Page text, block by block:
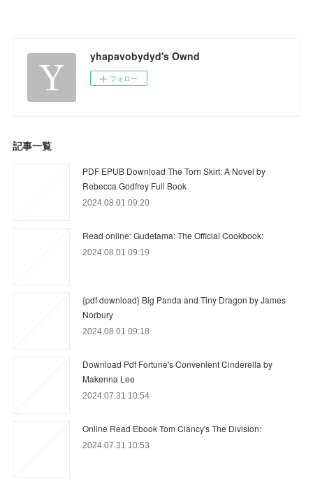
yhapavobydyd's Ownd
フォロー
記事一覧
PDF EPUB Download The Torn Skirt: A Novel by
Rebecca Godfrey Full Book
2024.08.01 09:20
Read online: Gudetama: The Official Cookbook:
2024.08.01 09:19
{pdf download} Big Panda and Tiny Dragon by James
Norbury
2024.08.01 09:18
Download Pdf Fortune's Convenient Cinderella by
Makenna Lee
2024.07.31 10:54
Online Read Ebook Tom Clancy's The Division:
2024.07.31 10:53